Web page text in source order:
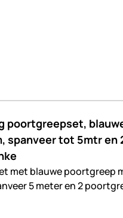
poortgreepset,
spanveer tot 5mtr en
met blauwe poortgreep
5 meter en 2